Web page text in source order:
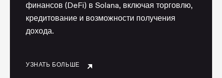
финансов (DeFi) в Solana, включая торговлю,
кредитование и возможности получения
дохода.
УЗНАТЬ БОЛЬШЕ